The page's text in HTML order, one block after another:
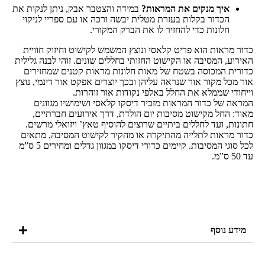
איך מנקים את המראות? במידה והצטבר אבק, ניתן לנקות את
הכדור בקלות בעזרת מטלית יבשה ורכה או עם ספריי לניקוי
חלונות כדי להחזיר לו את הברק המקורי.
כדור מראות הוא פריט קלאסי ונוצץ המשמש לקישוט וחיזוק חוויית
האירוע, המסיבה או הקישוט החזותי בחללים שונים. זוהי לבנה גלילית
כדורית המכוסה בשטח של מאות חלונות מראות קטנים שמחזירים
אור מכל מקור אור שנראה עליהן ובכך יוצרים אפקט אור דינמי, נוצץ
וייחודי שממלא את החלל באלפי נקודות אור זוהרות.
המראה של כדור המראות מזכיר דיסקו קלאסי ושימושיו מגוונים
מאוד: החל מקישוט מסיבות יום הולדת, דרך אירועים חברתיים,
חתונות, ועד לחללים ביתיים שרוצים להוסיף טאץ’ ויזואלי מרשים.
כדור מראות לתלייה מהתיקרה או מהקיר לקישוט המסיבה, מתאים
לכל סוגי המסיבות. קיימים כדורי דיסקו במגוון גדלים ומחירים 5 ס”מ
עד 50 ס”מ.
מידע נוסף